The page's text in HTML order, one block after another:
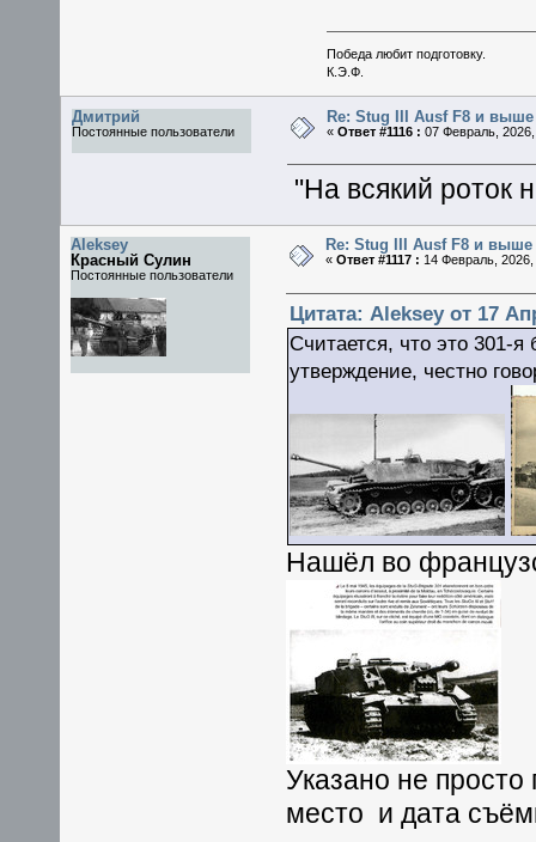
Победа любит подготовку.
К.Э.Ф.
Дмитрий
Постоянные пользователи
Re: Stug III Ausf F8 и выше
« Ответ #1116 : 07 Февраль,
"На всякий роток
Aleksey
Красный Сулин
Постоянные пользователи
Re: Stug III Ausf F8 и выше
« Ответ #1117 : 14 Февраль,
Цитата: Aleksey от 17
Считается, что это 301-
утверждение, честно
Нашёл во
Указано не
место и дата